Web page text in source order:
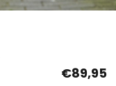
€89,95